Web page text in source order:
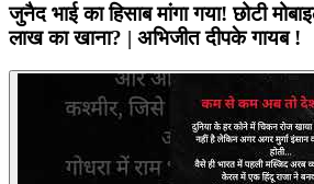
जुनैद भाई का हिसाब मांगा गया! छोटी
लाख का खाना? | अभिजीत दीपके गायब !